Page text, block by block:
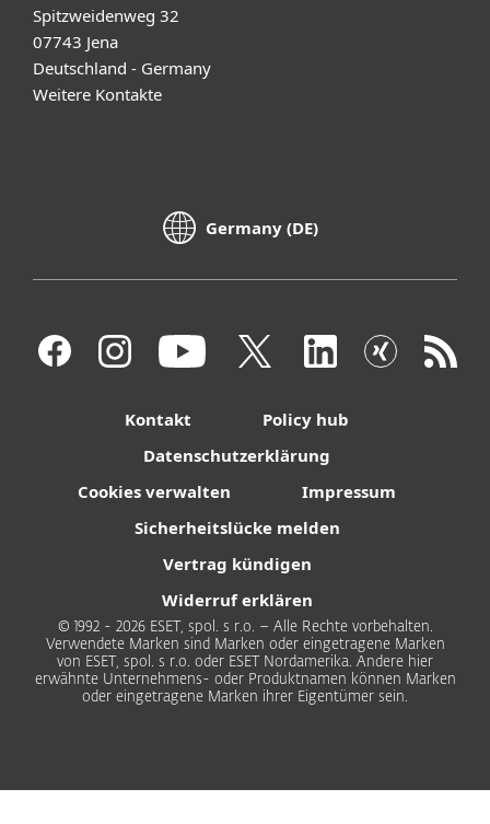
Spitzweidenweg 32
07743 Jena
Deutschland - Germany
Weitere Kontakte
Germany (DE)
Kontakt
Policy hub
Datenschutzerklärung
Cookies verwalten
Impressum
Sicherheitslücke melden
Vertrag kündigen
Widerruf erklären
© 1992 - 2026 ESET, spol. s r.o. – Alle Rechte vorbehalten.
Verwendete Marken sind Marken oder eingetragene Marken
von ESET, spol. s r.o. oder ESET Nordamerika. Andere hier
erwähnte Unternehmens- oder Produktnamen können Marken
oder eingetragene Marken ihrer Eigentümer sein.